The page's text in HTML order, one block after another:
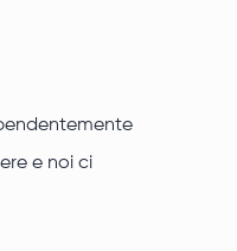
e noi ci